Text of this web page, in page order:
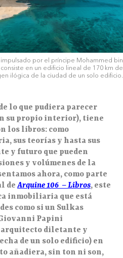
por el príncipe Mohammed bin
en un edificio lineal de 170 km de
ilógica de la ciudad de un solo edificio.
lo que pudiera parecer
su propio interior), tiene
los libros: como
sus teorías y hasta sus
y futuro que pueden
y volúmenes de la
ahora, como parte
deArquine 106 – Libros, este
inmobiliaria que está
como si un Sulkas
Papini
arquitecto diletante y
de un solo edificio) en
añadiera, sin ton ni son,